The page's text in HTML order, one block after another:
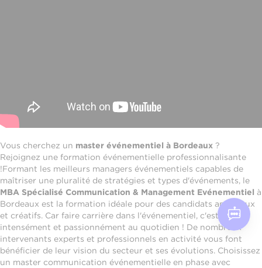
Vous cherchez un master événementiel à Bordeaux ?
Rejoignez une formation événementielle professionnalisante
!Formant les meilleurs managers événementiels capables de
maîtriser une pluralité de stratégies et types d'événements, le
MBA Spécialisé Communication & Management Evénementiel à
Bordeaux est la formation idéale pour des candidats ambitieux
et créatifs. Car faire carrière dans l'événementiel, c'est vivre
intensément et passionnément au quotidien ! De nombreux
intervenants experts et professionnels en activité vous font
bénéficier de leur vision du secteur et ses évolutions. Choisissez
un master communication événementielle en phase avec